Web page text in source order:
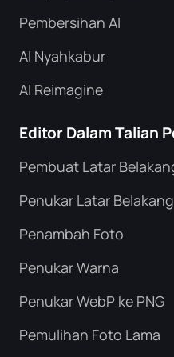
Pembersihan AI
AI Nyahkabur
AI Reimagine
Editor Dalam Talian
Pembuat Latar
Penukar Latar
Penambah Foto
Penukar Warna
Penukar WebP ke PNG
Pemulihan Foto Lama